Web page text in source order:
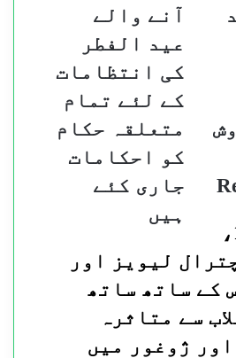
آنے
عید
الفطر
کی
انتظامات
کے
لئے
تمام
متعلقہ
کو
جاری
ہیں
آنے والے
عید الفطر
کی انتظامات
کے لئے تمام
متعلقہ حکام
کو احکامات
جاری کئے
ہیں
ریسکیو 1122،
لیویز اور
کے ساتھ ساتھ
سے متاثرہ
اور ژوغور میں